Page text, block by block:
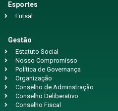
Esportes
Futsal
Gestão
Estatuto Social
Nosso Compromisso
Política de Governança
Organização
Conselho de Adminstração
Conselho Deliberativo
Conselho Fiscal